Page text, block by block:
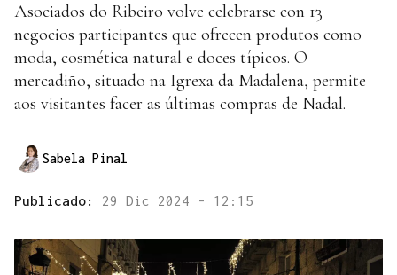
Asociados do Ribeiro volve celebrarse con 13
negocios participantes que ofrecen produtos como
moda, cosmética natural e doces típicos. O
mercadiño, situado na Igrexa da Madalena, permite
aos visitantes facer as últimas compras de Nadal.
Sabela Pinal
Publicado: 29 Dic 2024 - 12:15